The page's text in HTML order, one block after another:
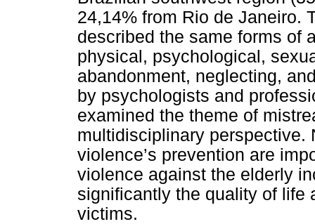
24,14% from Rio de Janeiro.
described the same forms of
physical, psychological,
abandonment, neglecting,
by psychologists and
examined the theme of
multidisciplinary perspective.
violence’s prevention are
violence against the elderly
significantly the quality of life
victims.